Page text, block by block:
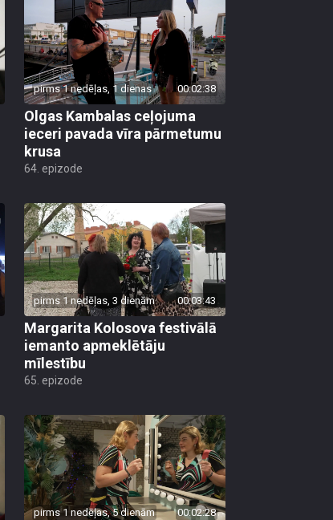
pirms 1 nedēļas, 1 dienas 00:02:38
Olgas Kambalas ceļojuma
ieceri pavada vīra pārmetumu
krusa
64. epizode
pirms 1 nedēļas, 3 dienām 00:03:43
Margarita Kolosova festivālā
iemanto apmeklētāju
mīlestību
65. epizode
pirms 1 nedēļas, 5 dienām 00:02:28